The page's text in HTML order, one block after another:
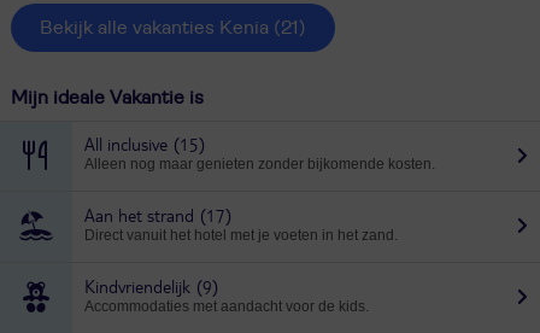
Bekijk alle vakanties Kenia (21)
Mijn ideale Vakantie is
All inclusive (15)
Alleen nog maar genieten zonder bijkomende kosten.
Aan het strand (17)
Direct vanuit het hotel met je voeten in het zand.
Kindvriendelijk (9)
Accommodaties met aandacht voor de kids.